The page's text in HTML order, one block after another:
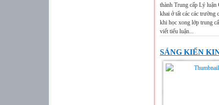
thành Trung cấp Lý
khai ở tất các các trường
khi học xong lớp trung
viết tiểu luận...
SÁNG KIẾN